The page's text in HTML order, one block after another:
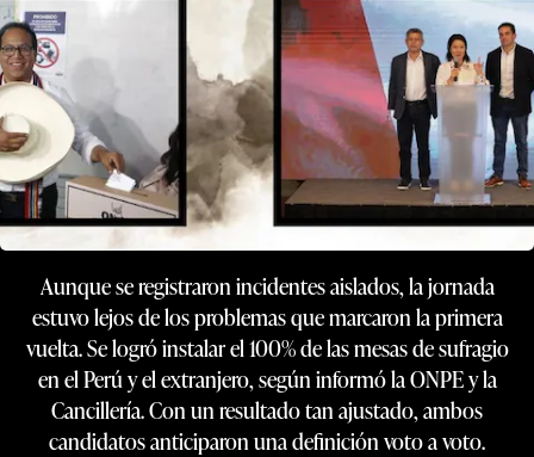
Aunque se registraron incidentes aislados, la jornada
estuvo lejos de los problemas que marcaron la primera
vuelta. Se logró instalar el 100% de las mesas de sufragio
en el Perú y el extranjero, según informó la ONPE y la
Cancillería. Con un resultado tan ajustado, ambos
candidatos anticiparon una definición voto a voto.